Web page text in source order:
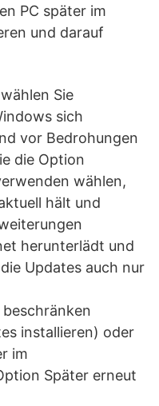
PC später im
und darauf
Sie
sich
vor Bedrohungen
die Option
wählen,
hält und
herunterlädt und
Updates auch nur
installieren) oder
im
Später erneut